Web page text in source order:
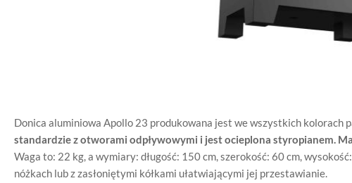
Donica aluminiowa Apollo 23 produkowana jest we wszystkich kolorach
standardzie z otworami odpływowymi i jest ocieplona styropianem.
Waga to: 22 kg, a wymiary: długość: 150 cm, szerokość: 60 cm,
nóżkach lub z zasłoniętymi kółkami ułatwiającymi jej przestawianie.